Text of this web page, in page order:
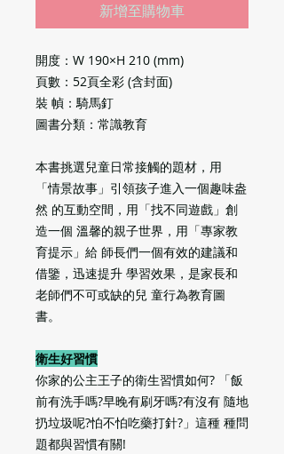
新增至購物車
開度：W 190×H 210 (mm)
頁數：52頁全彩 (含封面)
裝 幀：騎馬釘
圖書分類：常識教育
本書挑選兒童日常接觸的題材，用
「情景故事」引領孩子進入一個趣味盎
然 的互動空間，用「找不同遊戲」創
造一個 溫馨的親子世界，用「專家教
育提示」給 師長們一個有效的建議和
借鑒，迅速提升 學習效果，是家長和
老師們不可或缺的兒 童行為教育圖
書。
衛生好習慣
你家的公主王子的衛生習慣如何? 「飯
前有洗手嗎?早晚有刷牙嗎?有沒有 隨地
扔垃圾呢?怕不怕吃藥打針?」這種 種問
題都與習慣有關!